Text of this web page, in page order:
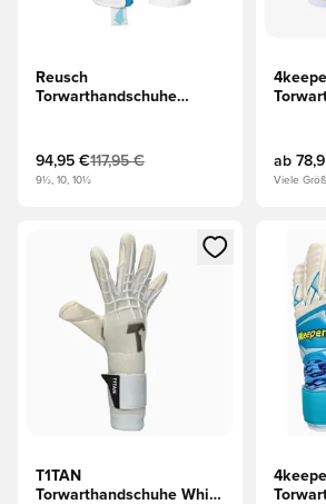
Reusch
Torwarthandschuhe
94,95 €117,95 €
9½, 10, 10½
ab
Viele
Öffnet ein neues Fenster zum
T1TAN
Torwarthandschuhe White
Öffnet